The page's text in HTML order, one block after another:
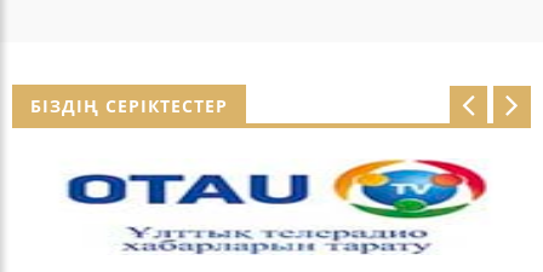
БІЗДІҢ СЕРІКТЕСТЕР
r
e